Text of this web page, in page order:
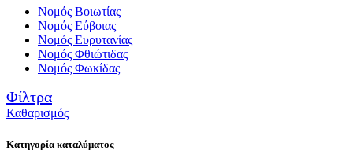
Νομός Βοιωτίας
Νομός Εύβοιας
Νομός Ευρυτανίας
Νομός Φθιώτιδας
Νομός Φωκίδας
Φίλτρα
Καθαρισμός
Κατηγορία καταλύματος